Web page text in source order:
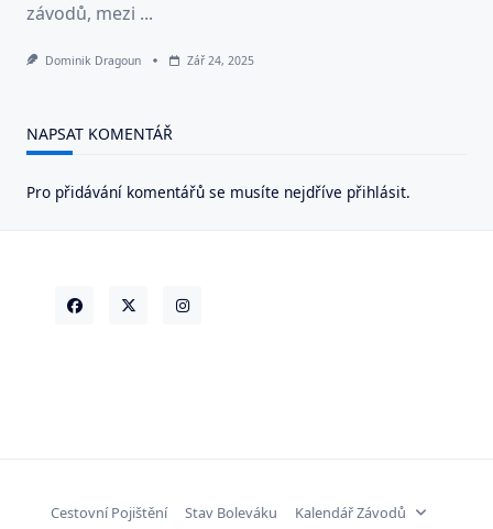
závodů, mezi ...
Dominik Dragoun Zář 24, 2025
NAPSAT KOMENTÁŘ
Pro přidávání komentářů se musíte nejdříve přihlásit.
Cestovní Pojištění Stav Boleváku
Kalendář Závodů